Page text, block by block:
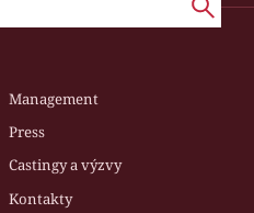
Management
Press
Castingy a výzvy
Kontakty